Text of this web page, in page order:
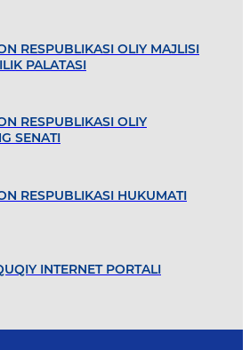
RESPUBLIKASI OLIY MAJLISI
PALATASI
RESPUBLIKASI OLIY
SENATI
RESPUBLIKASI HUKUMATI
INTERNET PORTALI